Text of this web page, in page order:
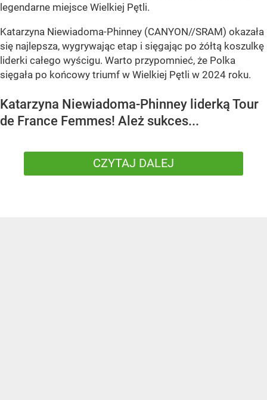
legendarne miejsce Wielkiej Pętli.
Katarzyna Niewiadoma-Phinney (CANYON//SRAM) okazała
się najlepsza, wygrywając etap i sięgając po żółtą koszulkę
liderki całego wyścigu. Warto przypomnieć, że Polka
sięgała po końcowy triumf w Wielkiej Pętli w 2024 roku.
Katarzyna Niewiadoma-Phinney liderką Tour
de France Femmes! Ależ sukces...
CZYTAJ DALEJ